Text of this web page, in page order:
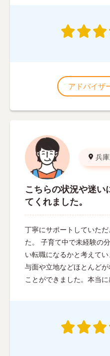
アドバイザ
兵
こちらの状況や迷い
てくれました。
丁寧にサポートしていた
た。 子育て中で未経験の
い転職になるかと考えて
与面や立地などほとんど
ことができました。本当に